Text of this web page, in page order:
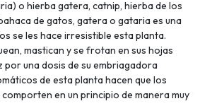
o hierba gatera, catnip, hierba de los
de gatos, gatera o gataria es una
se les hace irresistible esta planta.
mastican y se frotan en sus hojas
por una dosis de su embriagadora
de esta planta hacen que los
en un principio de manera muy